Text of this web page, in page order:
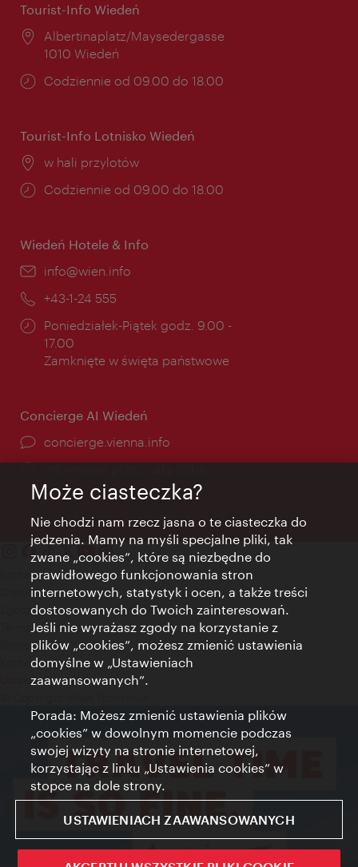
Tourist-Info Wiedeń
Miejsce:
Albertinaplatz/Maysedergasse
1010 Wiedeń
Godziny
Codziennie od 09.00 do 18.00
Tourist-Info Lotnisko Wiedeń
Miejsce:
w hali przylotów
Godziny
Codziennie od 09.00 do 18.00
Wiedeń Hotele & Info
E-
info@wien.info
Telefon:
+43-1-24 555
Godziny
otwarcia:
Poniedziałek-Piątek godz. 9.00 -
17.00
Zamknięte w święta państwowe
Concierge AI Wiedeń
concierge.vienna.info
Kontakt
Credits
Zgoda na przetwarzanie danych osobowych
Terms of Use
Dostępność
Kontakt prasowy
Ustawienia cookies
Może ciasteczka?
Nie chodzi nam rzecz jasna o te ciasteczka do
jedzenia. Mamy na myśli specjalne pliki, tak
zwane „cookies”, które są niezbędne do
prawidłowego funkcjonowania stron
internetowych, statystyk i ocen, a także treści
dostosowanych do Twoich zainteresowań.
Jeśli nie wyrażasz zgody na korzystanie z
plików „cookies”, możesz zmienić ustawienia
domyślne w „Ustawieniach
zaawansowanych”.
Porada: Możesz zmienić ustawienia plików
„cookies” w dowolnym momencie podczas
swojej wizyty na stronie internetowej,
korzystając z linku „Ustawienia cookies” w
stopce na dole strony.
USTAWIENIACH ZAAWANSOWANYCH